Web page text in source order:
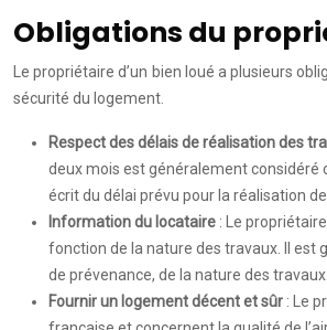
Obligations du
Le propriétaire d’un bien loué a plusieurs
sécurité du logement.
Respect des délais de réalisation des
deux mois est généralement considéré
écrit du délai prévu pour la réalisation
Information du locataire : Le
fonction de la nature des travaux. Il est
de prévenance, de la nature des
Fournir un logement décent et sûr : Le